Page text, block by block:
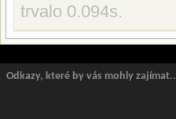
trvalo 0.094s.
Odkazy, které by vás mohly zajímat..